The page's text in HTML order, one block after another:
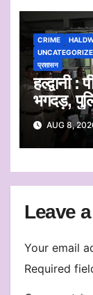
CRIME
प्रशासन
हल्द्वानी :
भगदड़,
AUG 8,
Leave
Your email
Required